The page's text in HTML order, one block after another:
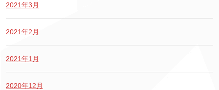
2021年3月
2021年2月
2021年1月
2020年12月